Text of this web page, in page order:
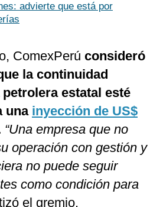
advierte que está por
ComexPerú consideró
la continuidad
estatal esté
una inyección de US$
“Una empresa que no
operación con gestión y
no puede seguir
como condición para
el gremio.